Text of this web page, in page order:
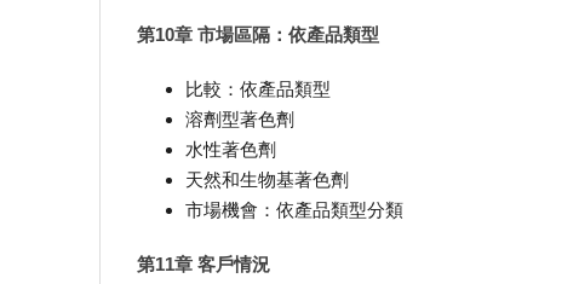
第10章 市場區隔：依產品類型
比較：依產品類型
溶劑型著色劑
水性著色劑
天然和生物基著色劑
市場機會：依產品類型分類
第11章 客戶情況